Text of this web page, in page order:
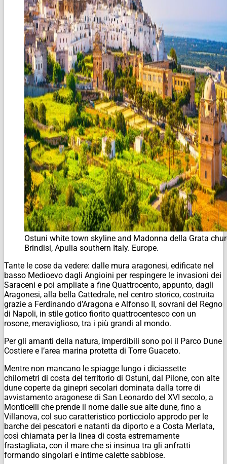
Ostuni white town skyline and Madonna della Grata
Brindisi, Apulia southern Italy. Europe.
Tante le cose da vedere: dalle mura aragonesi, edificate nel
basso Medioevo dagli Angioini per respingere le invasioni dei
Saraceni e poi ampliate a fine Quattrocento, appunto, dagli
Aragonesi, alla bella Cattedrale, nel centro storico, costruita
grazie a Ferdinando d’Aragona e Alfonso II, sovrani del Regno
di Napoli, in stile gotico fiorito quattrocentesco con un
rosone, meraviglioso, tra i più grandi al mondo.
Per gli amanti della natura, imperdibili sono poi il Parco Dune
Costiere e l’area marina protetta di Torre Guaceto.
Mentre non mancano le spiagge lungo i diciassette
chilometri di costa del territorio di Ostuni, dal Pilone, con alte
dune coperte da ginepri secolari dominata dalla torre di
avvistamento aragonese di San Leonardo del XVI secolo, a
Monticelli che prende il nome dalle sue alte dune, fino a
Villanova, col suo caratteristico porticciolo approdo per le
barche dei pescatori e natanti da diporto e a Costa Merlata,
così chiamata per la linea di costa estremamente
frastagliata, con il mare che si insinua tra gli anfratti
formando singolari e intime calette sabbiose.